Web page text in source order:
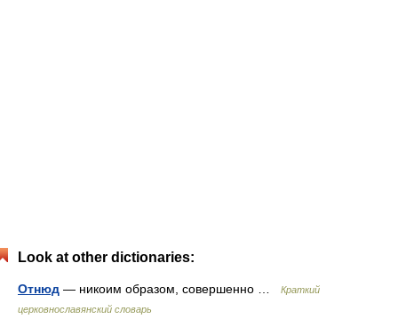
Look at other dictionaries:
Отнюд — никоим образом, совершенно …
Краткий
церковнославянский словарь